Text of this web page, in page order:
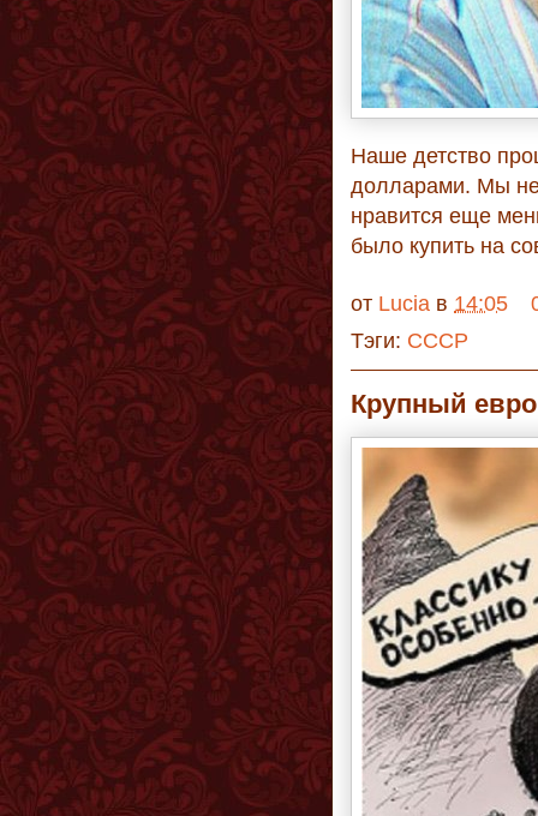
Наше детство
долларами. Мы не
нравится еще
было купить на
от Lucia в 14:05
Тэги: СССР
Крупный